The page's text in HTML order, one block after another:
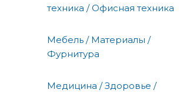
техника / Офисная техника
Мебель / Материалы /
Фурнитура
Медицина / Здоровье /